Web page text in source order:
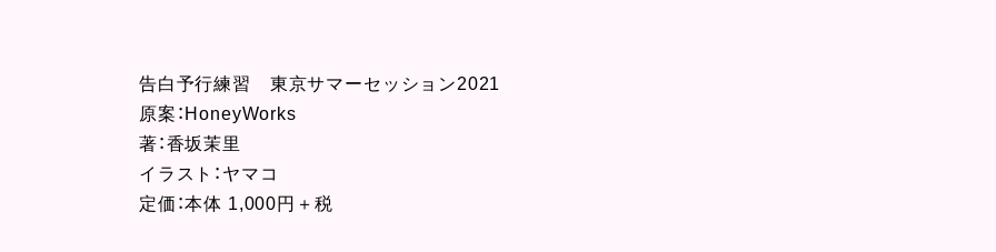
告白予行練習 東京サマーセッション2021
原案：HoneyWorks
著：香坂茉里
イラスト：ヤマコ
定価：本体 1,000円＋税